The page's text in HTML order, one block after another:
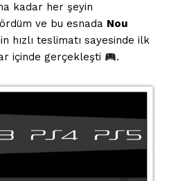
kadar her şeyin
ve bu esnada Nou
hızlı teslimatı sayesinde ilk
içinde gerçekleşti
.